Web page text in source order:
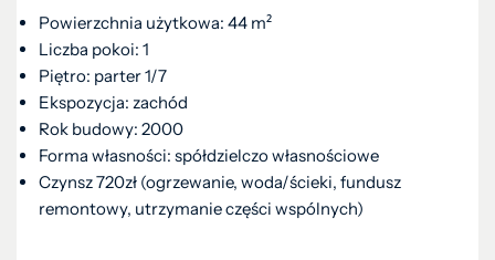
Powierzchnia użytkowa: 44 m²
Liczba pokoi: 1
Piętro: parter 1/7
Ekspozycja: zachód
Rok budowy: 2000
Forma własności: spółdzielczo własnościowe
Czynsz 720zł (ogrzewanie, woda/ścieki, fundusz
remontowy, utrzymanie części wspólnych)